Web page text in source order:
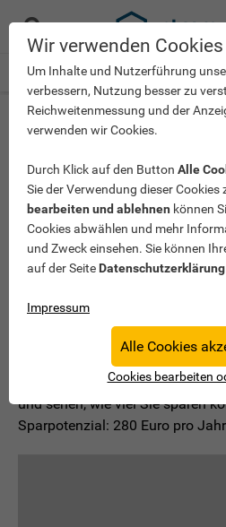
Suche
Stromverbrauch verstehen>
Stromverbrauch
Durchschnitt &
Welcher Stromverbrauch ist in
Personen normal? Und welche
Wir beantworten die wichtigsten
wie Sie in Ihrem Zuhause
Ist Ihr Stromverbrauch auch
In wenigen Sekunden den
und sehen, wie viel Sie sparen
Sparpotenzial: 280 Euro pro
Wir verwenden Cookies
Um Inhalte und Nutzerführung
verbessern, Nutzung besser zu
Reichweitenmessung und der
verwenden wir Cookies.
Durch Klick auf den Button Alle
Sie der Verwendung dieser Cookies
bearbeiten und ablehnen können
Cookies abwählen und mehr
und Zweck einsehen. Sie können
auf der Seite Datenschutzerklärung
Impressum
Alle Cookies
Cookies bearbeiten